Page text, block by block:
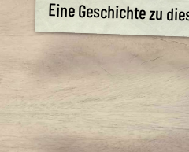
Eine Geschichte zu